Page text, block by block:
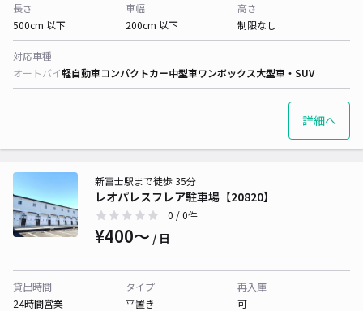
長さ
500cm 以下
車幅
200cm 以下
高さ
制限なし
対応車種
オートバイ軽自動車コンパクトカー中型車ワンボックス大型車・SUV
詳細へ
レオパレスフレア駐車場【20820】
新富士駅まで徒歩 35分
0 / 0件
¥400〜 / 日
貸出時間
24時間営業
タイプ
平置き
再入庫
可